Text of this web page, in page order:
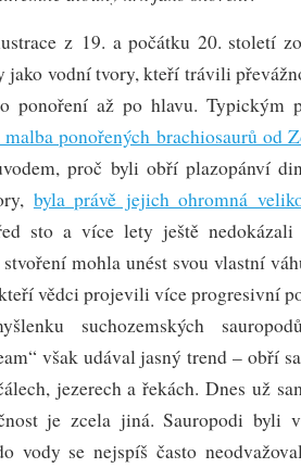
z 19. a počátku 20. století
jako vodní tvory, kteří trávili
ponoření až po hlavu. Typickým
malba ponořených brachiosaurů od
proč byli obří plazopánví
byla právě jejich ohromná
sto a více lety ještě
mohla unést svou vlastní
vědci projevili více progresivní
suchozemských
však udával jasný trend – obří
jezerech a řekách. Dnes už
je zcela jiná. Sauropodi byli
vody se nejspíš často